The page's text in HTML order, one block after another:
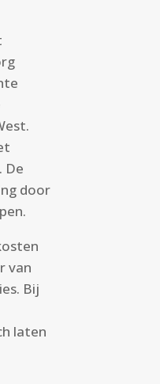
De
door
van
Bij
laten